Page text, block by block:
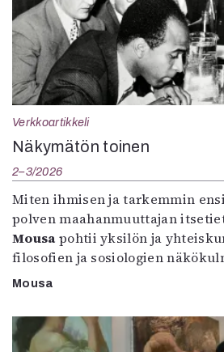
Verkkoartikkeli
Näkymätön toinen
2–3/2026
Miten ihmisen ja tarkemmin
polven maahanmuuttajan
Mousa pohtii yksilön ja
filosofien ja sosiologien
Mousa